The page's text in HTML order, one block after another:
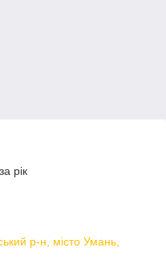
рік
р-н, місто Умань,